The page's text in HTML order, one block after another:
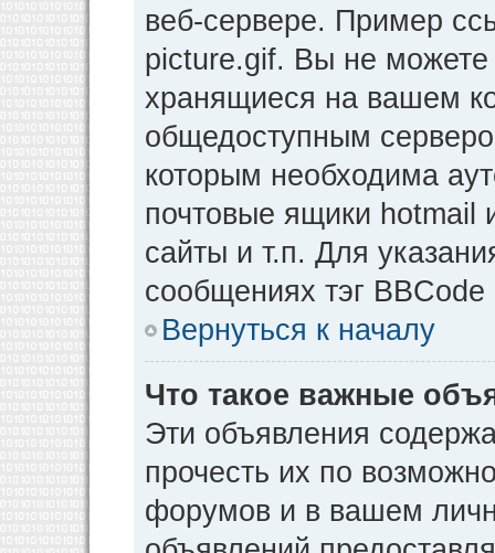
веб-сервере. Пример
picture.gif. Вы не можете
хранящиеся на вашем
общедоступным
которым необходима
почтовые ящики
сайты и т.п. Для
сообщениях тэг BBCode
Вернуться к началу
Что такое важные
Эти объявления
прочесть их по
форумов и в вашем